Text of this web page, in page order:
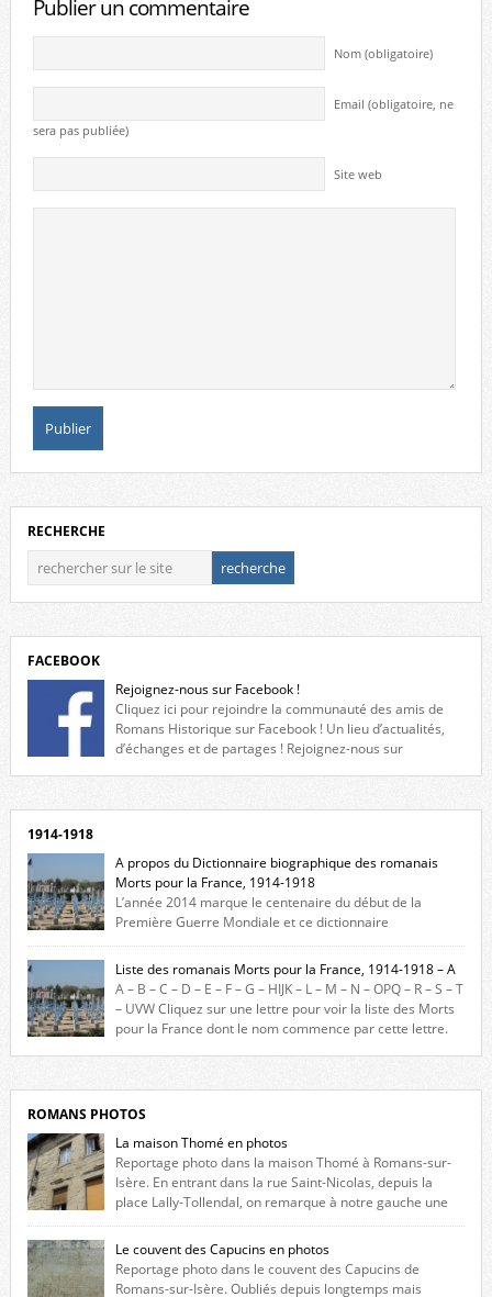
Publier un commentaire
Nom (obligatoire)
Email (obligatoire, ne
sera pas publiée)
Site web
RECHERCHE
FACEBOOK
Rejoignez-nous sur Facebook !
Cliquez ici pour rejoindre la communauté des amis de
Romans Historique sur Facebook ! Un lieu d’actualités,
d’échanges et de partages ! Rejoignez-nous sur
1914-1918
A propos du Dictionnaire biographique des romanais
Morts pour la France, 1914-1918
L’année 2014 marque le centenaire du début de la
Première Guerre Mondiale et ce dictionnaire
biographique veut rendre hommage aux romanais Morts pour la
France durant ce conflit. La base de cette recherche historique est
constituée des noms gravés sur les plaques commémoratives de
l’Hôtel de Ville, du lycée du Dauphiné et du lycée Triboulet, […]
Liste des romanais Morts pour la France, 1914-1918 – A
A – B – C – D – E – F – G – HIJK – L – M – N – OPQ – R – S – T
– UVW Cliquez sur une lettre pour voir la liste des Morts
pour la France dont le nom commence par cette lettre.
ROMANS PHOTOS
La maison Thomé en photos
Reportage photo dans la maison Thomé à Romans-sur-
Isère. En entrant dans la rue Saint-Nicolas, depuis la
place Lally-Tollendal, on remarque à notre gauche une
maison construite au XVIè siècle. Les deux façades sont ornées de
fenêtres jumelles à meneaux. Entre ces deux étages, on peut voir une
niche qui contient une statue de la Vierge. […]
Le couvent des Capucins en photos
Reportage photo dans le couvent des Capucins de
Romans-sur-Isère. Oubliés depuis longtemps mais